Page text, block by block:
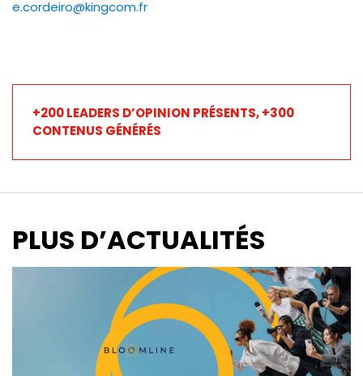
+200 LEADERS D’OPINION PRÉSENTS, +300
CONTENUS GÉNÉRÉS
e.cordeiro@kingcom.fr
PLUS D’ACTUALITÉS